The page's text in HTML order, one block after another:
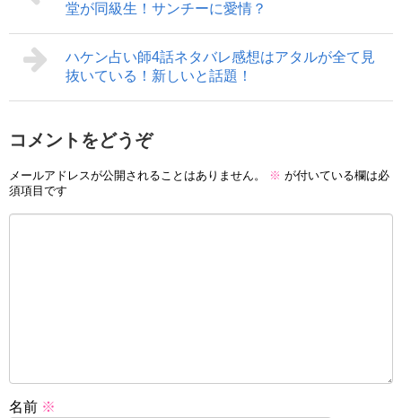
堂が同級生！サンチーに愛情？
ハケン占い師4話ネタバレ感想はアタルが全て見
抜いている！新しいと話題！
コメントをどうぞ
メールアドレスが公開されることはありません。 ※ が付いている欄は必
須項目です
名前 ※